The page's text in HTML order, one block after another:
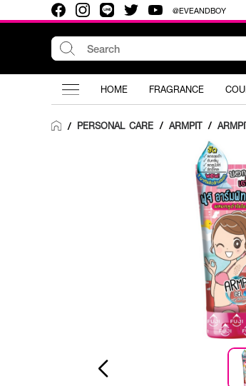
@EVEANDBOY
HOME FRAGRANCE
/ PERSONAL CARE / ARMPIT /